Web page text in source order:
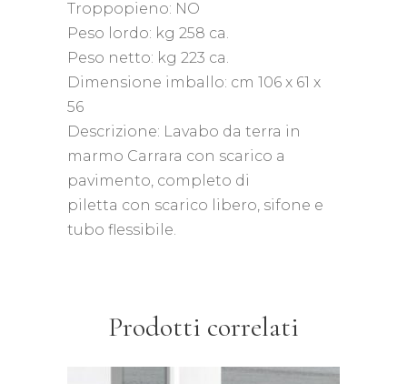
Troppopieno: NO
Peso lordo: kg 258 ca.
Peso netto: kg 223 ca.
Dimensione imballo: cm 106 x 61 x
56
Descrizione: Lavabo da terra in
marmo Carrara con scarico a
pavimento, completo di
piletta con scarico libero, sifone e
tubo flessibile.
Prodotti correlati